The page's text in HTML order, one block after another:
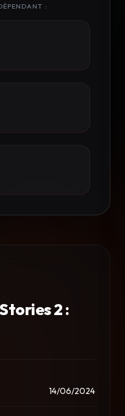
:
2 :
14/06/2024